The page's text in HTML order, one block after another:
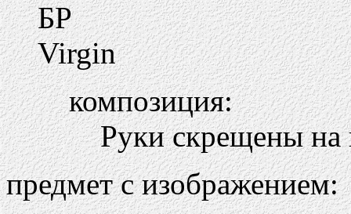
БР
Virgin
композиция:
Руки скрещены на
предмет с изображением: